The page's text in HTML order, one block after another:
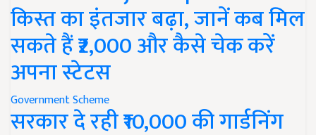
किस्त का इंतजार बढ़ा, जानें कब मिल
सकते हैं ₹2,000 और कैसे चेक करें
अपना स्टेटस
Government Scheme
सरकार दे रही ₹10,000 की गार्डनिंग